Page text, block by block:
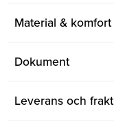
Material & komfort
Dokument
Leverans och frakt